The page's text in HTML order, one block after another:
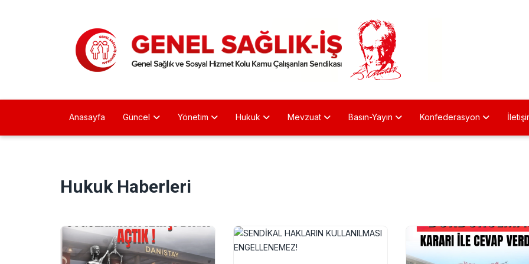
Anasayfa Güncel Yönetim Hukuk Mevzuat Basın-Yayın Konfederasyon
Hukuk Haberleri